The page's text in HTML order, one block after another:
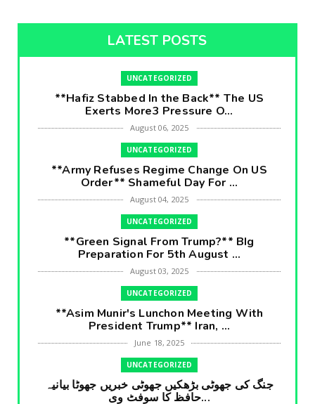
LATEST POSTS
UNCATEGORIZED
**Hafiz Stabbed In the Back** The US
Exerts More3 Pressure O...
August 06, 2025
UNCATEGORIZED
**Army Refuses Regime Change On US
Order** Shameful Day For ...
August 04, 2025
UNCATEGORIZED
**Green Signal From Trump?** BIg
Preparation For 5th August ...
August 03, 2025
UNCATEGORIZED
**Asim Munir's Lunchon Meeting With
President Trump** Iran, ...
June 18, 2025
UNCATEGORIZED
جنگ کی جھوٹی بڑھکیں جھوٹی خبریں جھوٹا بیانیہ
حافظ کا سوفٹ وی...